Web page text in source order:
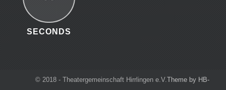
SECONDS
© 2018 - Theatergemeinschaft Hirrlingen e.V.Theme by HB-